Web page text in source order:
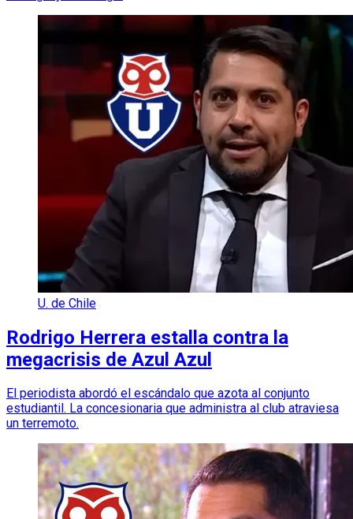
U. de Chile
Rodrigo Herrera estalla contra la
megacrisis de Azul Azul
El periodista abordó el escándalo que azota al conjunto
estudiantil. La concesionaria que administra al club atraviesa
un terremoto.